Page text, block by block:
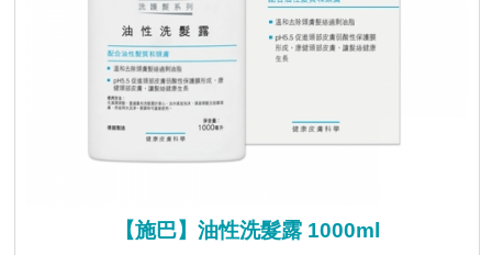
【施巴】油性洗髮露 1000ml